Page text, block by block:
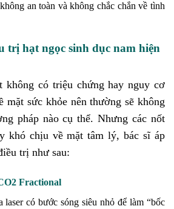
an toàn và không chắc chắn về tình
trị hạt ngọc sinh dục nam hiện
không có triệu chứng hay nguy cơ
mặt sức khỏe nên thường sẽ không
pháp nào cụ thể. Nhưng các nốt
khó chịu về mặt tâm lý, bác sĩ áp
trị như sau:
Fractional
laser có bước sóng siêu nhỏ để làm “bốc